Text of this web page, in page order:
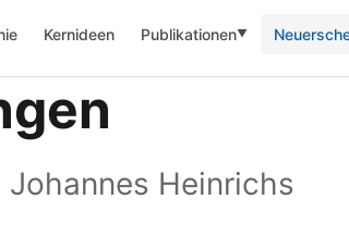
Kernideen Publikationen▼
Heinrichs